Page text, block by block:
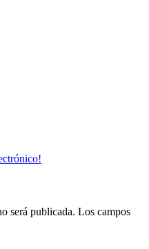
será publicada. Los campos